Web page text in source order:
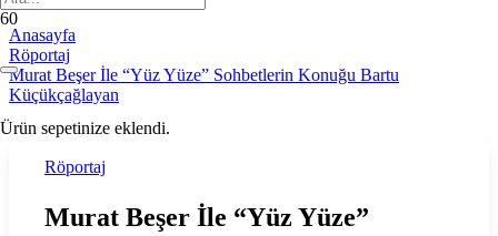
Ürün sepetinize eklendi.
Anasayfa
Röportaj
Murat Beşer İle “Yüz Yüze” Sohbetlerin Konuğu Bartu
Küçükçağlayan
Röportaj
Murat Beşer İle “Yüz Yüze”